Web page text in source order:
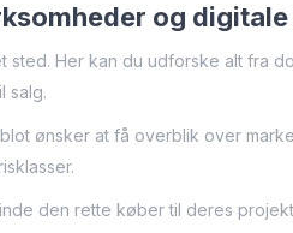
og
Her kan du udforske alt fra
salg.
ønsker at få overblik over
den rette køber til deres